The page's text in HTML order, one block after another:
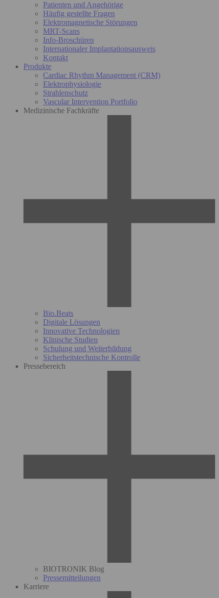
Patienten und Angehörige
Häufig gestellte Fragen
Elektromagnetische Störungen
MRT-Scans
Info-Broschüren
Internationaler Implantationsausweis
Kontakt
Produkte
Cardiac Rhythm Management (CRM)
Elektrophysiologie
Strahlenschutz
Vascular Intervention Portfolio
Medizinische Fachkräfte
Bio.Beats
Digitale Lösungen
Innovative Technologien
Klinische Studien
Schulung und Weiterbildung
Sicherheitstechnische Kontrolle
Pressebereich
BIOTRONIK Blog
Pressemitteilungen
Karriere